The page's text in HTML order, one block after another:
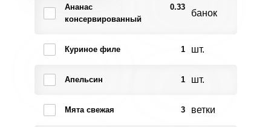
Ананас
консервированный
0.33
банок
Куриное филе 1 шт.
Апельсин 1 шт.
Мята свежая 3 ветки